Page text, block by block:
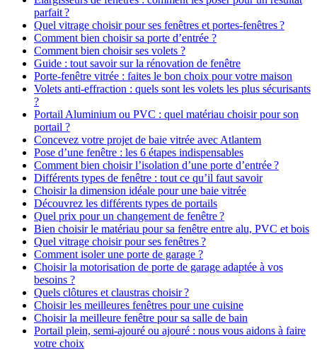
parfait ?
Quel vitrage choisir pour ses fenêtres et portes-fenêtres ?
Comment bien choisir sa porte d’entrée ?
Comment bien choisir ses volets ?
Guide : tout savoir sur la rénovation de fenêtre
Porte-fenêtre vitrée : faites le bon choix pour votre maison
Volets anti-effraction : quels sont les volets les plus sécurisants
?
Portail Aluminium ou PVC : quel matériau choisir pour son
portail ?
Concevez votre projet de baie vitrée avec Atlantem
Pose d’une fenêtre : les 6 étapes indispensables
Comment bien choisir l’isolation d’une porte d’entrée ?
Différents types de fenêtre : tout ce qu’il faut savoir
Choisir la dimension idéale pour une baie vitrée
Découvrez les différents types de portails
Quel prix pour un changement de fenêtre ?
Bien choisir le matériau pour sa fenêtre entre alu, PVC et bois
Quel vitrage choisir pour ses fenêtres ?
Comment isoler une porte de garage ?
Choisir la motorisation de porte de garage adaptée à vos
besoins ?
Quels clôtures et claustras choisir ?
Choisir les meilleures fenêtres pour une cuisine
Choisir la meilleure fenêtre pour sa salle de bain
Portail plein, semi-ajouré ou ajouré : nous vous aidons à faire
votre choix